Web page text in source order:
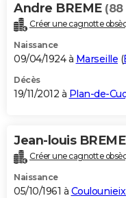
Andre BREME (88
Créer une cagnotte
Naissance
09/04/1924 à Marseille (
Décès
19/11/2012 à Plan-de-
Jean-louis BREME
Créer une cagnotte
Naissance
05/10/1961 à